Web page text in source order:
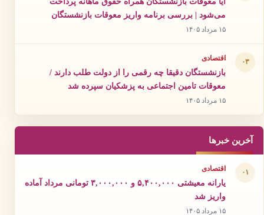
می‌شود | بررسی برنامه واریز معوقات بازنشستگان
۱۵ مرداد ۱۴۰۵
۰۳ اقتصادی
بازنشستگان دقیقا چه رقمی را از دولت طلب دارند /
معوقات تامین اجتماعی به پزشکیان سپرده شد
۱۵ مرداد ۱۴۰۵
آخرین خبرها
۰۱ اقتصادی
یارانه معیشتی ۵,۴۰۰,۰۰۰ و ۳,۰۰۰,۰۰۰ تومانی مرداد آماده
واریز شد
۱۵ مرداد ۱۴۰۵